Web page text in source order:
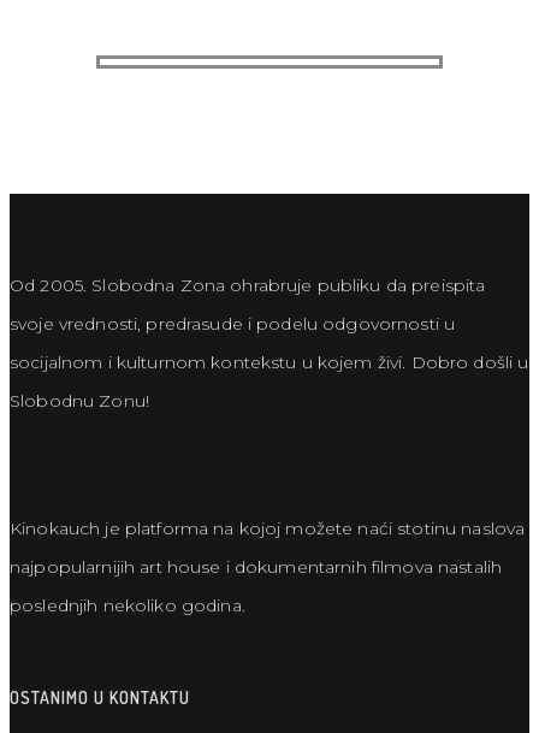
Od 2005. Slobodna Zona ohrabruje publiku da preispita
svoje vrednosti, predrasude i podelu odgovornosti u
socijalnom i kulturnom kontekstu u kojem živi. Dobro došli u
Slobodnu Zonu!
Kinokauch je platforma na kojoj možete naći stotinu naslova
najpopularnijih art house i dokumentarnih filmova nastalih
poslednjih nekoliko godina.
OSTANIMO U KONTAKTU